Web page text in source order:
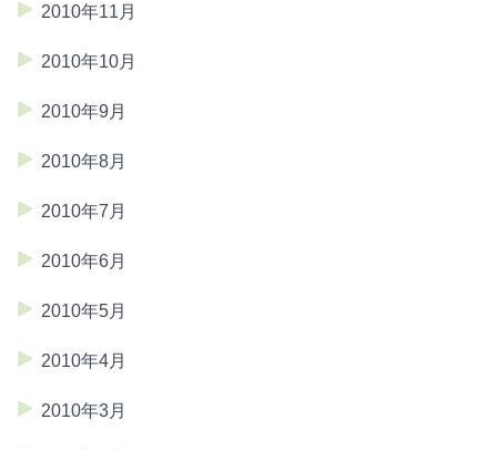
2010年11月
2010年10月
2010年9月
2010年8月
2010年7月
2010年6月
2010年5月
2010年4月
2010年3月